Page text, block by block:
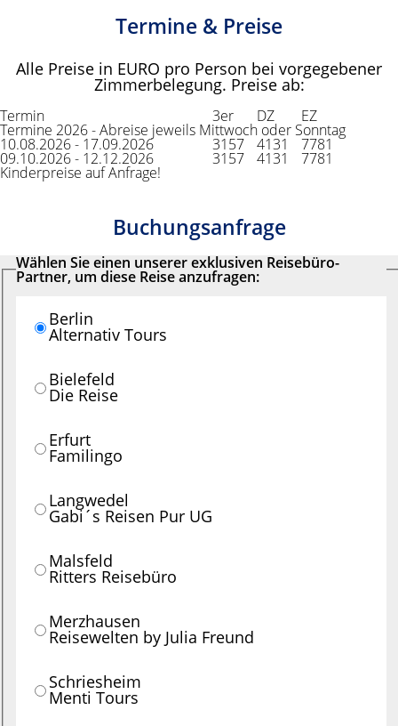
Termine & Preise
Alle Preise in EURO pro Person bei vorgegebener
Zimmerbelegung. Preise ab:
Termin 3er DZ EZ
Termine 2026 - Abreise jeweils Mittwoch oder Sonntag
10.08.2026 - 17.09.2026 3157 4131 7781
09.10.2026 - 12.12.2026 3157 4131 7781
Kinderpreise auf Anfrage!
Buchungsanfrage
Wählen Sie einen unserer exklusiven Reisebüro-
Partner, um diese Reise anzufragen:
Berlin
Alternativ Tours
Bielefeld
Die Reise
Erfurt
Familingo
Langwedel
Gabi´s Reisen Pur UG
Malsfeld
Ritters Reisebüro
Merzhausen
Reisewelten by Julia Freund
Schriesheim
Menti Tours